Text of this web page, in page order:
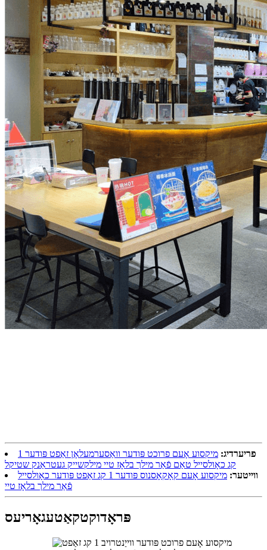
פריערדיג:
מיקסוע אָעם פרוכט פּודער וואַסערמעלאָן זאַפט פּודער 1
קג כאָולסייל טאַם פֿאַר מילך בלאָז טיי מילקשייק געטראַנק שטיקל
ווייטער:
מיקסוע אָעם קאָקאָסנוס פּודער 1 קג זאַפט פּודער כאָולסייל
פֿאַר מילך בלאָז טיי
פּראָדוקטקאַטעגאָריעס